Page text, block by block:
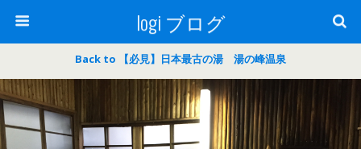
logi ブログ
Back to 【必見】日本最古の湯 湯の峰温泉